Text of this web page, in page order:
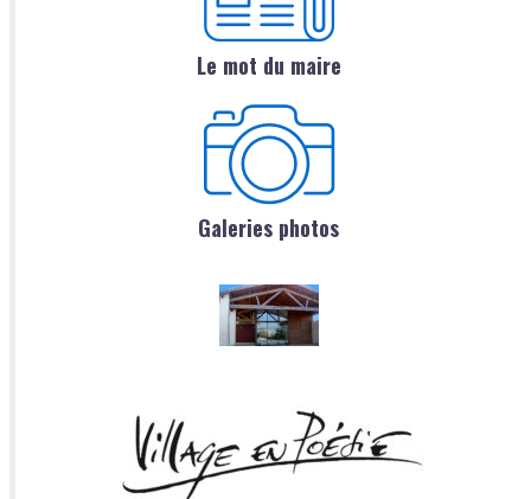
Le mot du maire
Galeries photos